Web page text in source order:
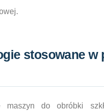
stosowane w
maszyn do obróbki